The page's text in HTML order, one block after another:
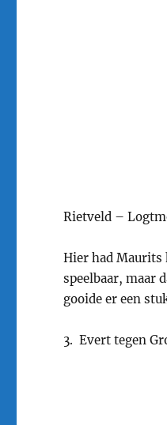
Rietveld –
Hier had
speelbaar, maar
gooide er een
3. Evert tegen